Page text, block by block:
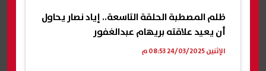
ظلم المصطبة الحلقة التاسعة.. إياد نصار يحاول
أن يعيد علاقته بريهام عبدالغفور
الإثنين 24/03/2025 08:53 م